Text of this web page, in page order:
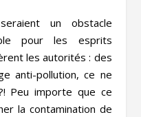
un obstacle
pour les esprits
les autorités : des
anti-pollution, ce ne
Peu importe que ce
la contamination de